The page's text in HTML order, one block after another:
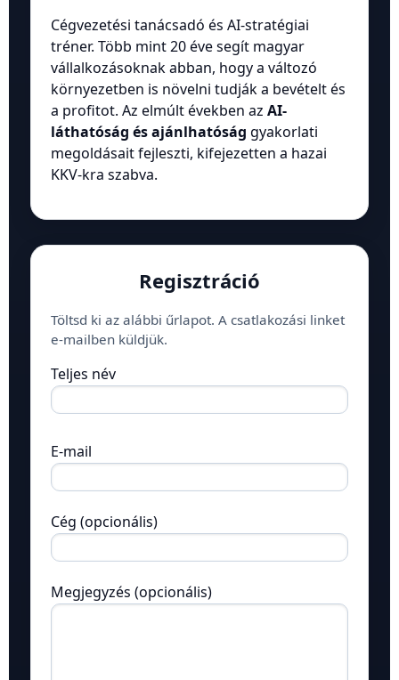
Cégvezetési tanácsadó és AI-stratégiai
tréner. Több mint 20 éve segít magyar
vállalkozásoknak abban, hogy a változó
környezetben is növelni tudják a bevételt és
a profitot. Az elmúlt években az AI-
láthatóság és ajánlhatóság gyakorlati
megoldásait fejleszti, kifejezetten a hazai
KKV-kra szabva.
Regisztráció
Töltsd ki az alábbi űrlapot. A csatlakozási linket
e-mailben küldjük.
Teljes név
E-mail
Cég (opcionális)
Megjegyzés (opcionális)